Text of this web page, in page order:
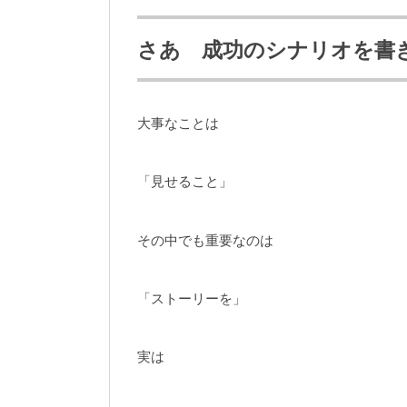
さあ 成功のシナリオを書
大事なことは
「見せること」
その中でも重要なのは
「ストーリーを」
実は